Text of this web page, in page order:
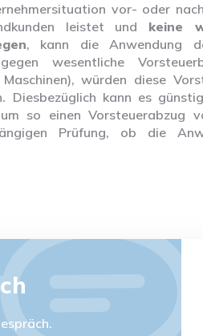
vor- oder
leistet und keine
, kann die Anwendung
wesentliche
würden diese
Diesbezüglich kann es
so einen Vorsteuerabzug
Prüfung, ob die